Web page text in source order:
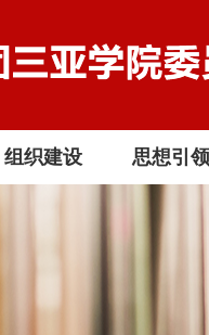
组织建设 思想引领